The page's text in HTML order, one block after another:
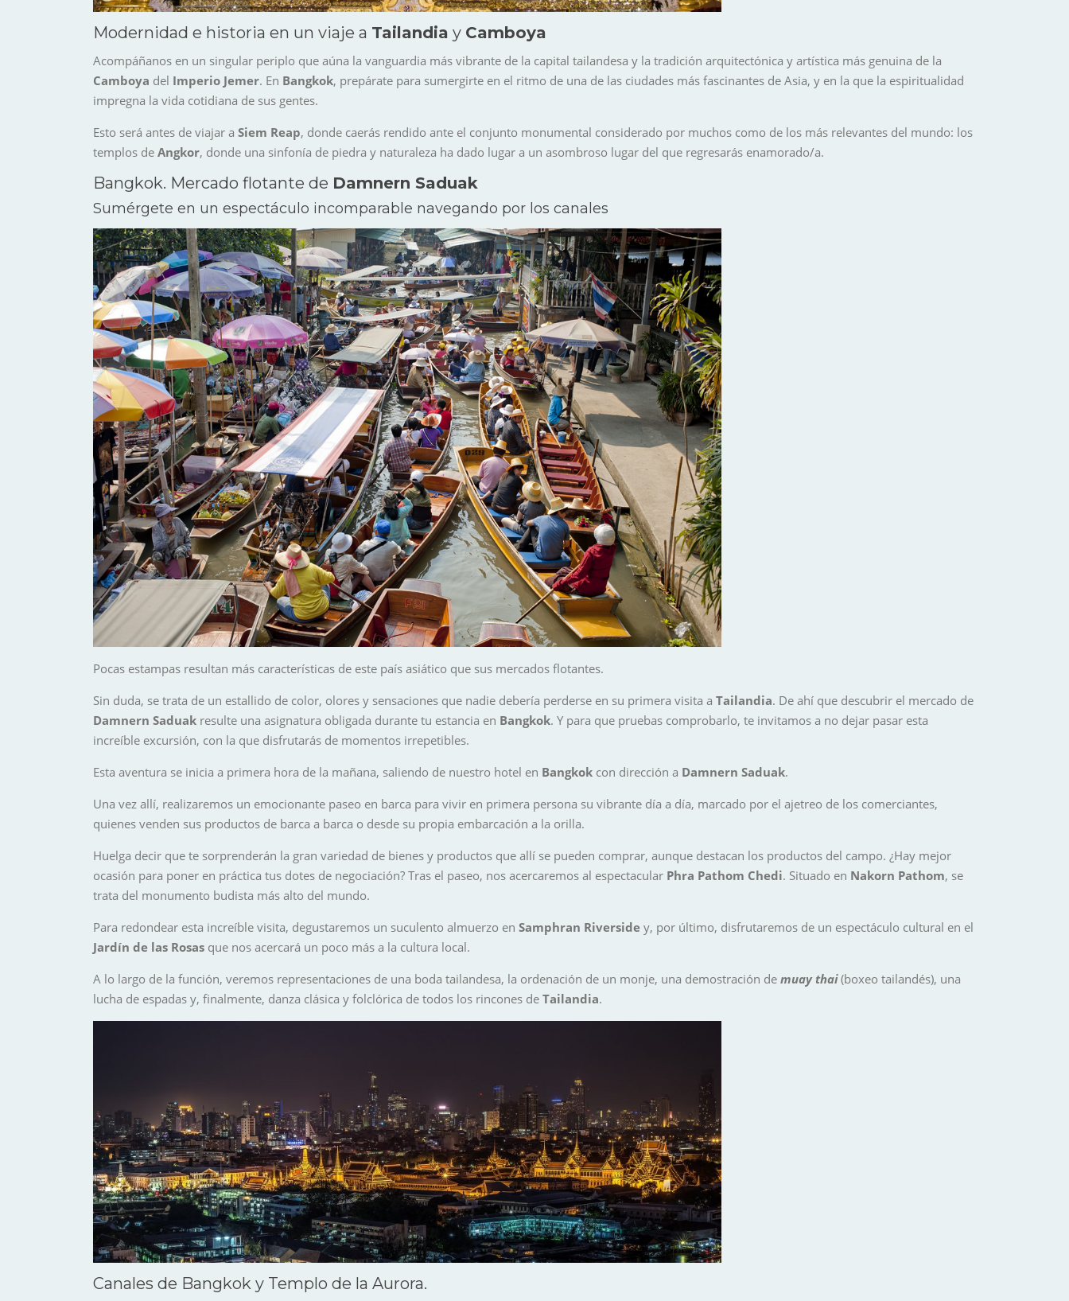
Modernidad e historia en un viaje a Tailandia y Camboya
Acompáñanos en un singular periplo que aúna la vanguardia más vibrante de la capital tailandesa y la tradición arquitectónica y artística más genuina de la
Camboya del Imperio Jemer. En Bangkok, prepárate para sumergirte en el ritmo de una de las ciudades más fascinantes de Asia, y en la que la espiritualidad
impregna la vida cotidiana de sus gentes.
Esto será antes de viajar a Siem Reap, donde caerás rendido ante el conjunto monumental considerado por muchos como de los más relevantes del mundo: los
templos de Angkor, donde una sinfonía de piedra y naturaleza ha dado lugar a un asombroso lugar del que regresarás enamorado/a.
Bangkok. Mercado flotante de Damnern Saduak
Sumérgete en un espectáculo incomparable navegando por los canales
Pocas estampas resultan más características de este país asiático que sus mercados flotantes.
Sin duda, se trata de un estallido de color, olores y sensaciones que nadie debería perderse en su primera visita a Tailandia. De ahí que descubrir el mercado de
Damnern Saduak resulte una asignatura obligada durante tu estancia en Bangkok. Y para que pruebas comprobarlo, te invitamos a no dejar pasar esta
increíble excursión, con la que disfrutarás de momentos irrepetibles.
Esta aventura se inicia a primera hora de la mañana, saliendo de nuestro hotel en Bangkok con dirección a Damnern Saduak.
Una vez allí, realizaremos un emocionante paseo en barca para vivir en primera persona su vibrante día a día, marcado por el ajetreo de los comerciantes,
quienes venden sus productos de barca a barca o desde su propia embarcación a la orilla.
Huelga decir que te sorprenderán la gran variedad de bienes y productos que allí se pueden comprar, aunque destacan los productos del campo. ¿Hay mejor
ocasión para poner en práctica tus dotes de negociación? Tras el paseo, nos acercaremos al espectacular Phra Pathom Chedi. Situado en Nakorn Pathom, se
trata del monumento budista más alto del mundo.
Para redondear esta increíble visita, degustaremos un suculento almuerzo en Samphran Riverside y, por último, disfrutaremos de un espectáculo cultural en el
Jardín de las Rosas que nos acercará un poco más a la cultura local.
A lo largo de la función, veremos representaciones de una boda tailandesa, la ordenación de un monje, una demostración de muay thai(boxeo tailandés), una
lucha de espadas y, finalmente, danza clásica y folclórica de todos los rincones de Tailandia.
Canales de Bangkok y Templo de la Aurora.